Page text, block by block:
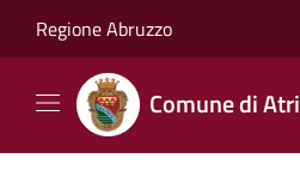
Regione Abruzzo
Comune di Atri